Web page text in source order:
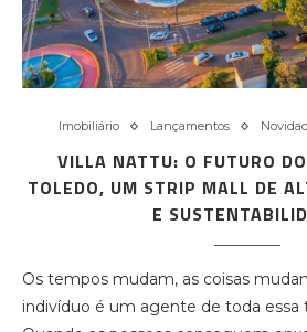
Imobiliário Lançamentos
VILLA NATTU: O FUTURO
TOLEDO, UM STRIP MALL DE
E
Os tempos mudam, as coisas
indivíduo é um agente de toda essa